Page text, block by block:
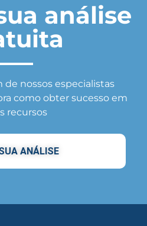
análise
nossos especialistas
como obter sucesso em
recursos
ANÁLISE